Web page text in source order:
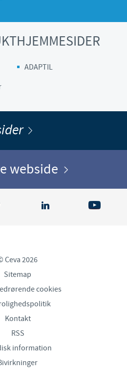
ADAPTIL
webside
Ceva 2026
Sitemap
cookies
Kontakt
RSS
information